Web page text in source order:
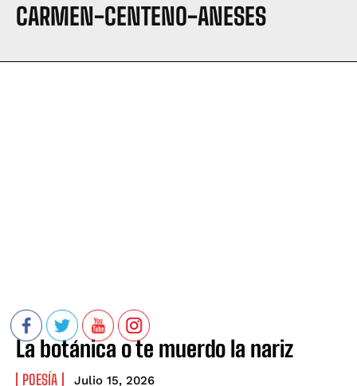
CARMEN-CENTENO-ANESES
La botánica o te muerdo la nariz
POESÍA Julio 15, 2026